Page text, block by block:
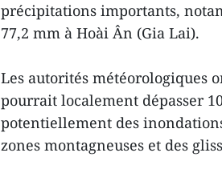
précipitations importants,
77,2 mm à Hoài Ân (Gia Lai).
Les autorités météorologiques
pourrait localement dépasser
potentiellement des
zones montagneuses et des